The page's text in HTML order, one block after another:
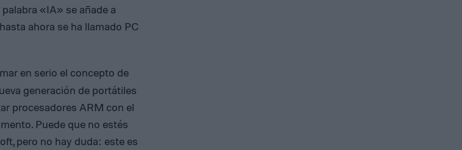
«IA» se añade a
ahora se ha llamado PC
en serio el concepto de
generación de portátiles
procesadores ARM con el
Puede que no estés
pero no hay duda: este es